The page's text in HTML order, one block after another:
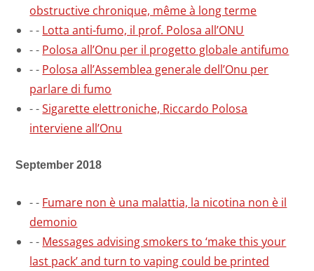
obstructive chronique, même à long terme
-- Lotta anti-fumo, il prof. Polosa all’ONU
-- Polosa all’Onu per il progetto globale antifumo
-- Polosa all’Assemblea generale dell’Onu per
parlare di fumo
--Sigarette elettroniche, Riccardo Polosa
interviene all’Onu
September 2018
-- Fumare non è una malattia, la nicotina non è il
demonio
-- Messages advising smokers to ‘make this your
last pack’ and turn to vaping could be printed